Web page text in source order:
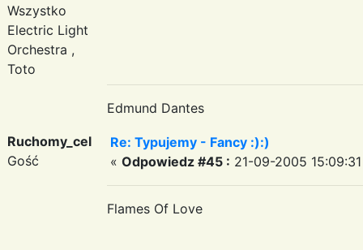
Wszystko
Electric Light
Orchestra ,
Toto
Edmund Dantes
Ruchomy_cel
Gość
Re: Typujemy - Fancy :):)
« Odpowiedz #45 : 21-09-2005
Flames Of Love